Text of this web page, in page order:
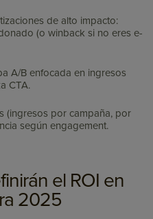
de alto impacto:
(o winback si no eres e-
A/B enfocada en ingresos
CTA.
(ingresos por campaña, por
según engagement.
el ROI en
2025